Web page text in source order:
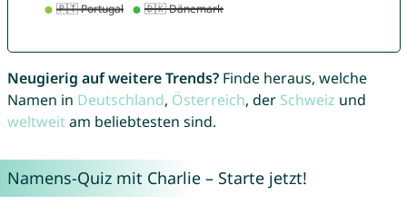
Neugierig auf weitere Trends?Finde heraus, welche
Namen in Deutschland, Österreich, der Schweiz und
weltweitam beliebtesten sind.
Namens-Quiz mit Charlie – Starte jetzt!